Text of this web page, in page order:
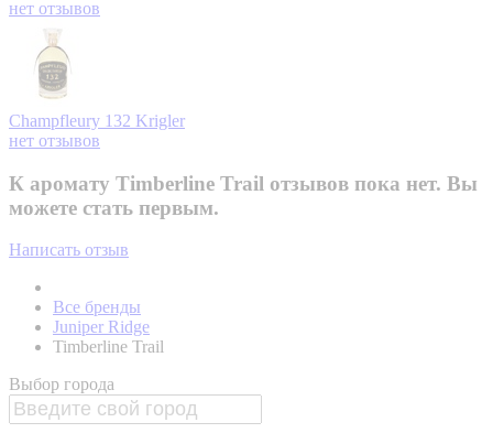
нет отзывов
Champfleury 132 Krigler
нет отзывов
К аромату Timberline Trail отзывов пока нет. Вы
можете стать первым.
Написать отзыв
Все бренды
Juniper Ridge
Timberline Trail
Выбор города